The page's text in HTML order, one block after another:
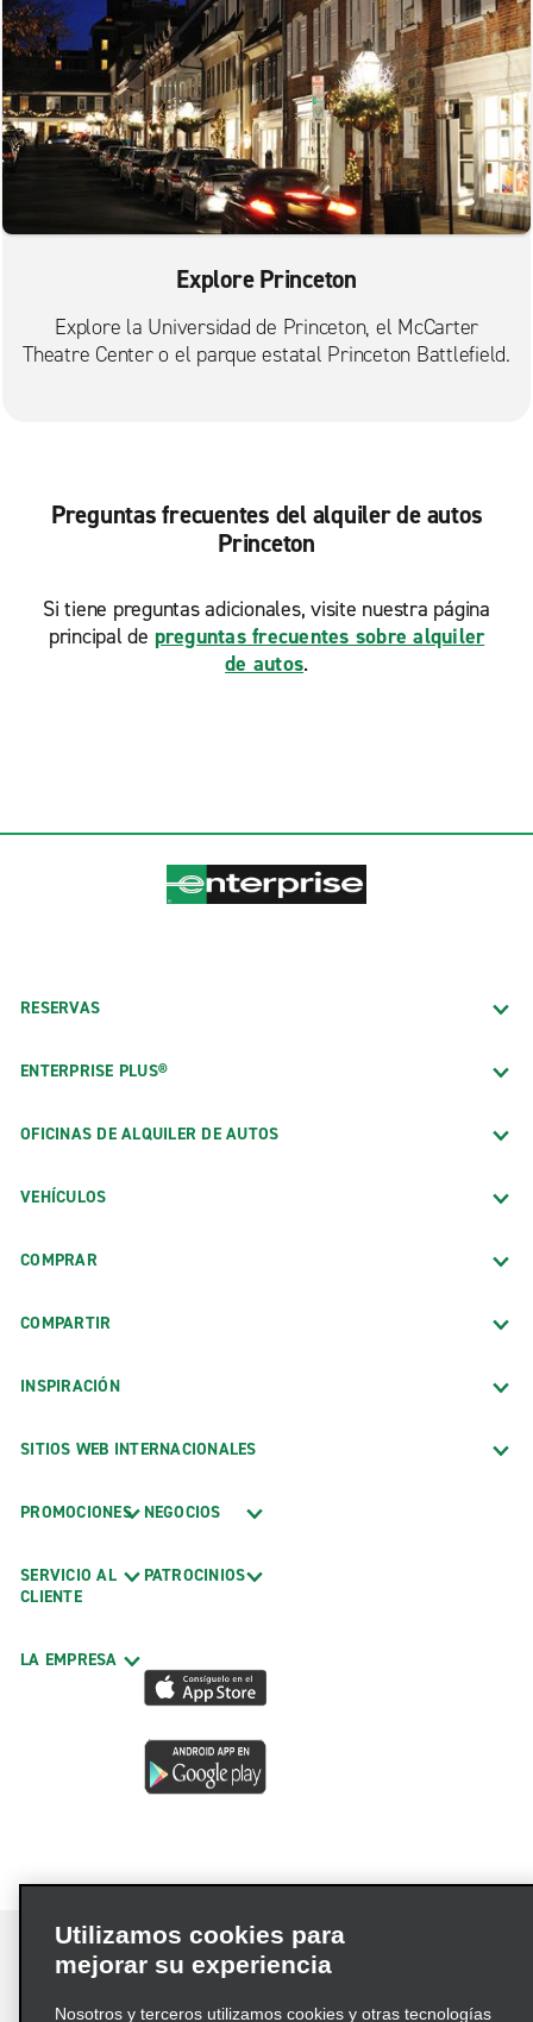
Explore Princeton
Explore la Universidad de Princeton, el McCarter
Theatre Center o el parque estatal Princeton Battlefield.
Preguntas frecuentes del alquiler de autos
Princeton
Si tiene preguntas adicionales, visite nuestra página
principal de preguntas frecuentes sobre alquiler
de autos.
RESERVAS
ENTERPRISE PLUS®
OFICINAS DE ALQUILER DE AUTOS
VEHÍCULOS
COMPRAR
COMPARTIR
INSPIRACIÓN
SITIOS WEB INTERNACIONALES
PROMOCIONES
SERVICIO AL
CLIENTE
LA EMPRESA
NEGOCIOS
PATROCINIOS
Utilizamos cookies para
mejorar su experiencia
Nosotros y terceros utilizamos cookies y otras tecnologías